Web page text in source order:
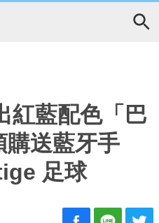
紅藍配色「巴
購送藍牙手
足球